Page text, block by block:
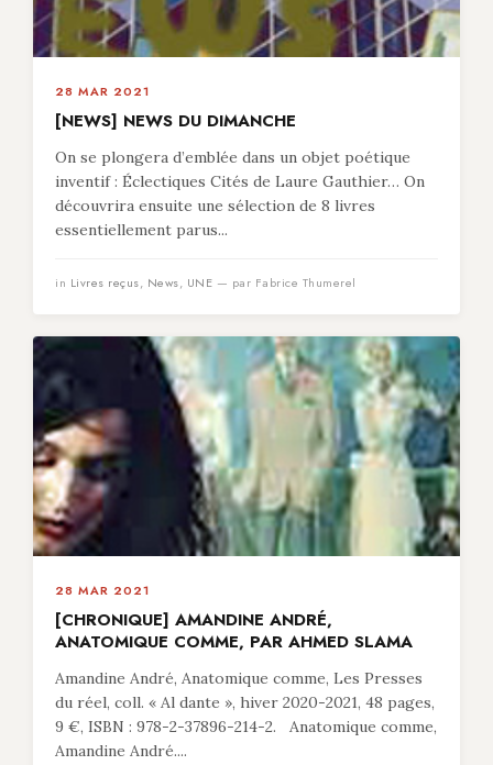
28 MAR 2021
[NEWS] NEWS DU DIMANCHE
On se plongera d’emblée dans un objet poétique
inventif : Éclectiques Cités de Laure Gauthier… On
découvrira ensuite une sélection de 8 livres
essentiellement parus...
in Livres reçus, News, UNE — par Fabrice Thumerel
28 MAR 2021
[CHRONIQUE] AMANDINE ANDRÉ,
ANATOMIQUE COMME, PAR AHMED SLAMA
Amandine André, Anatomique comme, Les Presses
du réel, coll. « Al dante », hiver 2020-2021, 48 pages,
9 €, ISBN : 978-2-37896-214-2. Anatomique comme,
Amandine André....